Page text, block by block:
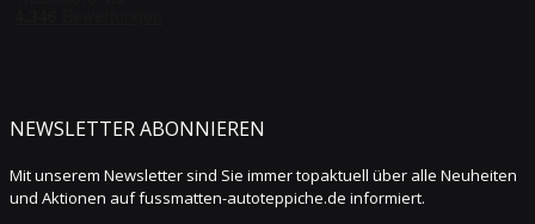
NEWSLETTER ABONNIEREN
Mit unserem Newsletter sind Sie immer topaktuell über alle Neuheiten
und Aktionen auf fussmatten-autoteppiche.de informiert.